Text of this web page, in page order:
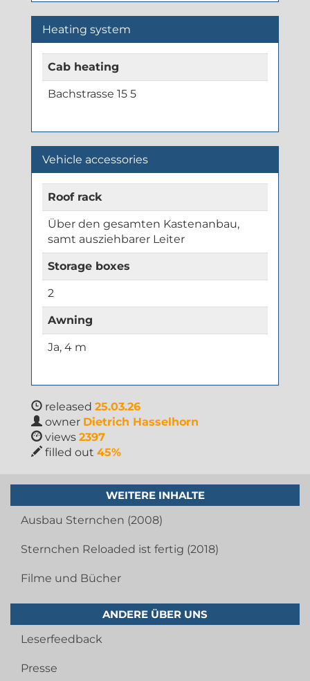
Heating system
Cab heating
Bachstrasse 15 5
Vehicle accessories
Roof rack
Über den gesamten Kastenanbau,
samt ausziehbarer Leiter
Storage boxes
2
Awning
Ja, 4 m
released 25.03.26
owner Dietrich Hasselhorn
views 2397
filled out 45%
WEITERE INHALTE
Ausbau Sternchen (2008)
Sternchen Reloaded ist fertig (2018)
Filme und Bücher
ANDERE ÜBER UNS
Leserfeedback
Presse